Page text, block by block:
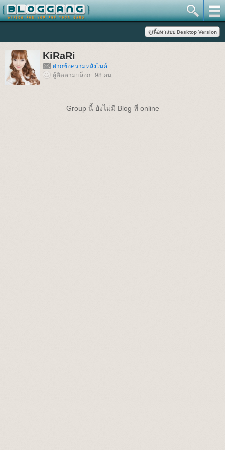
KiRaRi
ฝากข้อความหลังไมค์
ผู้ติดตามบล็อก : 98 คน
Group นี้ ยังไม่มี Blog ที่ online